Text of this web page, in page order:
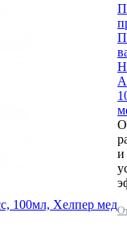
100мл, Хелпер мед
и